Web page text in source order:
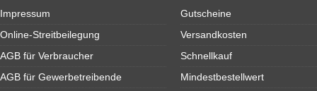
Impressum
Online-Streitbeilegung
AGB für Verbraucher
AGB für Gewerbetreibende
Gutscheine
Versandkosten
Schnellkauf
Mindestbestellwert